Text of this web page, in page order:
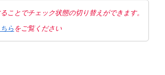
ことでチェック状態の切り替えができます。
らをご覧ください